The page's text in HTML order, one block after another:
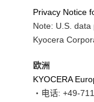
Privacy Notice
Note: U.S.
Kyocera
欧洲
KYOCERA
・电话: +49-